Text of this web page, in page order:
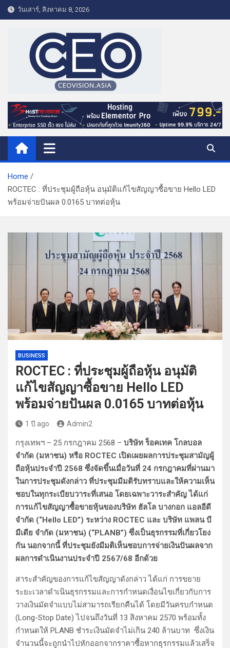
k
e
t
วันเสาร์, สิงหาคม 8, 2026
CEO VISION.ASIA
Business & Lifestyle
Home
ROCTEC : ที่ประชุมผู้ถือหุ้น อนุมัติแก้ไขสัญญาซื้อขาย Hello LED
พร้อมจ่ายปันผล 0.0165 บาทต่อหุ้น
BUSINESS
ROCTEC : ที่ประชุมผู้ถือหุ้น อนุมัติ
แก้ไขสัญญาซื้อขาย Hello LED
พร้อมจ่ายปันผล 0.0165 บาทต่อหุ้น
1 ปี ago Admin2
กรุงเทพฯ – 25 กรกฎาคม 2568 – บริษัท ร็อคเทค โกลบอล
จำกัด (มหาชน) หรือ ROCTEC เปิดเผยผลการประชุมสามัญผู้
ถือหุ้นประจำปี 2568 ซึ่งจัดขึ้นเมื่อวันที่ 24 กรกฎาคมที่ผ่านมา
ในการประชุมดังกล่าว ที่ประชุมมีมติรับทราบและให้ความเห็น
ชอบในทุกระเบียบวาระที่เสนอ โดยเฉพาะวาระสำคัญ ได้แก่
การแก้ไขสัญญาซื้อขายหุ้นของบริษัท ฮัลโล บางกอก แอลอีดี
จำกัด (“Hello LED”) ระหว่าง ROCTEC และ บริษัท แพลน บี
มีเดีย จำกัด (มหาชน) (“PLANB”) ซึ่งเป็นธุรกรรมที่เกี่ยวโยง
กัน นอกจากนี้ ที่ประชุมยังมีมติเห็นชอบการจ่ายเงินปันผลจาก
ผลการดำเนินงานประจำปี 2567/68 อีกด้วย
สาระสำคัญของการแก้ไขสัญญาดังกล่าว ได้แก่ การขยาย
ระยะเวลาดำเนินธุรกรรมและการกำหนดเงื่อนไขเกี่ยวกับการ
วางเงินมัดจำแบบไม่สามารถเรียกคืนได้ โดยมีวันครบกำหนด
(Long-Stop Date) ไปจนถึงวันที่ 13 สิงหาคม 2570 พร้อมทั้ง
กำหนดให้ PLANB ชำระเงินมัดจำไม่เกิน 240 ล้านบาท ซึ่งเงิน
จำนวนนี้จะถูกนำไปหักออกจากราคาซื้อหากธุรกรรมแล้วเสร็จ